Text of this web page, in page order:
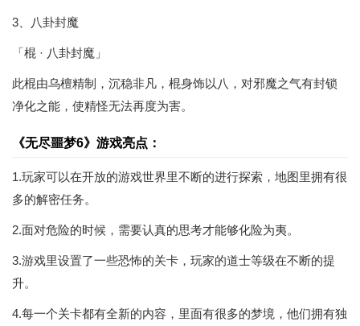
3、八卦封魔
「棍 · 八卦封魔」
此棍由乌檀精制，沉稳非凡，棍身饰以八，对邪魔之气有封锁
净化之能，使精怪无法再度为害。
《无尽噩梦6》游戏亮点：
1.玩家可以在开放的游戏世界里不断的进行探索，地图里拥有很
多的解密任务。
2.面对危险的时候，需要认真的思考才能够化险为夷。
3.游戏里设置了一些恐怖的关卡，玩家的道士等级在不断的提
升。
4.每一个关卡都有全新的内容，里面有很多的梦境，他们拥有独